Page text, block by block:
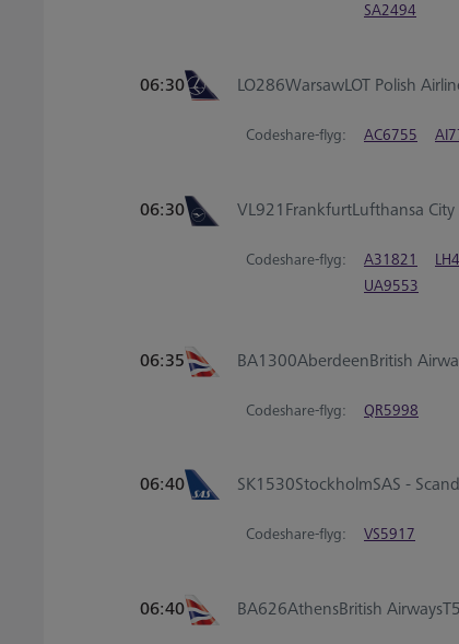
SA2494
06:30 LO286WarsawLOT Polish
Codeshare-flyg: AC6755
06:30 VL921 FrankfurtLufthansa City
Codeshare-flyg: A31821
UA9553
06:35 BA1300AberdeenBritish
Codeshare-flyg: QR5998
06:40 SK1530StockholmSAS -
Codeshare-flyg: VS5917
06:40 BA626AthensBritish AirwaysT5